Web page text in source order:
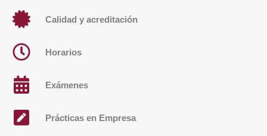
Calidad y acreditación
Horarios
Exámenes
Prácticas en Empresa